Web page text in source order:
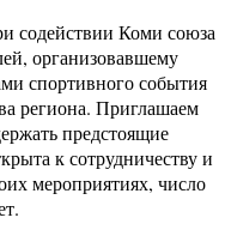
содействии Коми союза
организовавшему
спортивного события
региона. Приглашаем
предстоящие
к сотрудничеству и
мероприятиях, число